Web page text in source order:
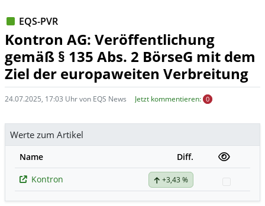
EQS-PVR
Kontron AG: Veröffentlichung
gemäß § 135 Abs. 2 BörseG mit dem
Ziel der europaweiten Verbreitung
24.07.2025, 17:03 Uhr von EQS News Jetzt kommentieren: 0
Werte zum Artikel
Name
Diff.
Kontron
+3,43 %